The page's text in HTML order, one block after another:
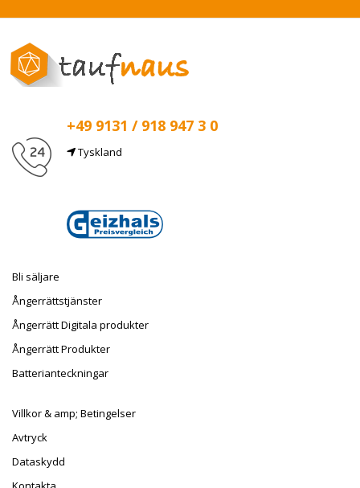
+49 9131 / 918 947 3 0
Tyskland
Bli säljare
Ångerrättstjänster
Ångerrätt Digitala produkter
Ångerrätt Produkter
Batterianteckningar
Villkor & amp; Betingelser
Avtryck
Dataskydd